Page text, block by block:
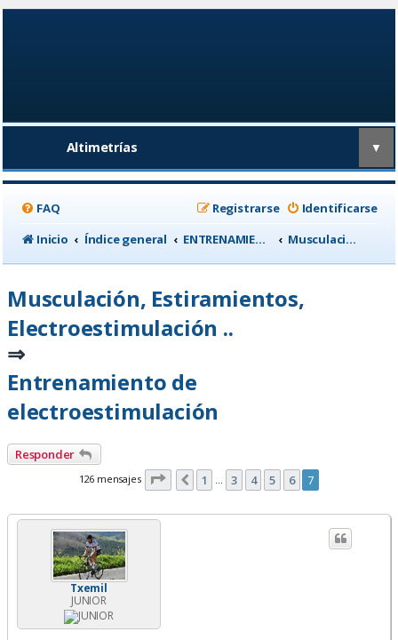
Altimetrías ▼
FAQ Identificarse
Registrarse
Inicio
Índice general ENTRENAMIENTO, medicina deportiva y nutrición Musculación, Estiramientos, Electroestimulación ..
Musculación, Estiramientos,
Electroestimulación ..
⇒
Entrenamiento de
electroestimulación
Responder
126 mensajes Página de7
Anterior
1 … 3 4 5 6 7
Txemil
JUNIOR